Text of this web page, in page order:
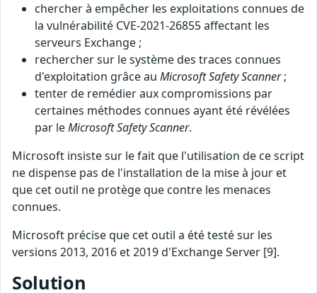
chercher à empêcher les exploitations connues de
la vulnérabilité CVE-2021-26855 affectant les
serveurs Exchange ;
rechercher sur le système des traces connues
d'exploitation grâce au Microsoft Safety Scanner;
tenter de remédier aux compromissions par
certaines méthodes connues ayant été révélées
par leMicrosoft Safety Scanner.
Microsoft insiste sur le fait que l'utilisation de ce script
ne dispense pas de l'installation de la mise à jour et
que cet outil ne protège que contre les menaces
connues.
Microsoft précise que cet outil a été testé sur les
versions 2013, 2016 et 2019 d'Exchange Server [9].
Solution